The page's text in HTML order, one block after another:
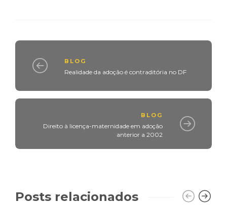
BLOG
Realidade da adoção é contraditória no DF
BLOG
Direito à licença-maternidade em adoção
anterior a 2002
Posts relacionados